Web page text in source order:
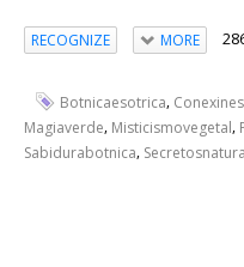
RECOGNIZE MORE
Botnicaesotrica,
Magiaverde, Misticismovegetal,
Sabidurabotnica,